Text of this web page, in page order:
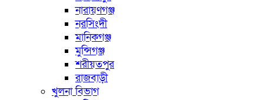
নারায়ণগঞ্জ
নরসিংদী
মানিকগঞ্জ
মুন্সিগঞ্জ
শরীয়তপুর
রাজবাড়ী
খুলনা বিভাগ